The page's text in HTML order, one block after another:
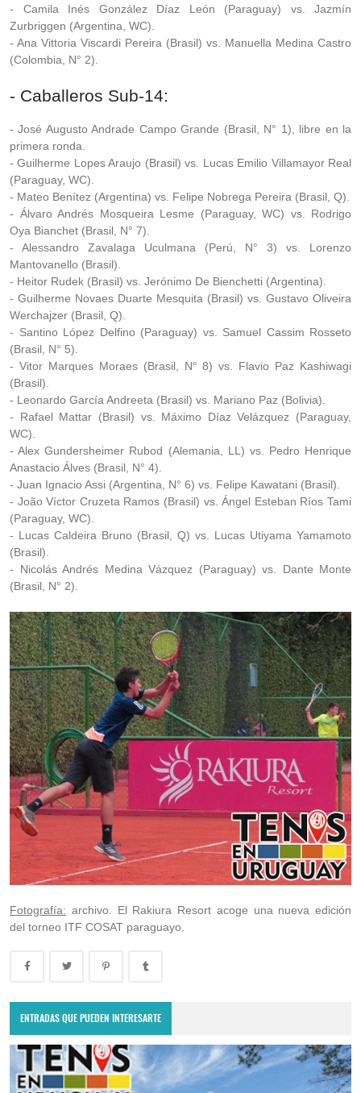
- Camila Inés González Díaz León (Paraguay) vs. Jazmín
Zurbriggen (Argentina, WC).
- Ana Vittoria Viscardi Pereira (Brasil) vs. Manuella Medina Castro
(Colombia, N° 2).
- Caballeros Sub-14:
- José Augusto Andrade Campo Grande (Brasil, N° 1), libre en la
primera ronda.
- Guilherme Lopes Araujo (Brasil) vs. Lucas Emilio Villamayor Real
(Paraguay, WC).
- Mateo Benítez (Argentina) vs. Felipe Nobrega Pereira (Brasil, Q).
- Álvaro Andrés Mosqueira Lesme (Paraguay, WC) vs. Rodrigo
Oya Bianchet (Brasil, N° 7).
- Alessandro Zavalaga Uculmana (Perú, N° 3) vs. Lorenzo
Mantovanello (Brasil).
- Heitor Rudek (Brasil) vs. Jerónimo De Bienchetti (Argentina).
- Guilherme Novaes Duarte Mesquita (Brasil) vs. Gustavo Oliveira
Werchajzer (Brasil, Q).
- Santino López Delfino (Paraguay) vs. Samuel Cassim Rosseto
(Brasil, N° 5).
- Vitor Marques Moraes (Brasil, N° 8) vs. Flavio Paz Kashiwagi
(Brasil).
- Leonardo García Andreeta (Brasil) vs. Mariano Paz (Bolivia).
- Rafael Mattar (Brasil) vs. Máximo Díaz Velázquez (Paraguay,
WC).
- Alex Gundersheimer Rubod (Alemania, LL) vs. Pedro Henrique
Anastacio Álves (Brasil, N° 4).
- Juan Ignacio Assi (Argentina, N° 6) vs. Felipe Kawatani (Brasil).
- João Víctor Cruzeta Ramos (Brasil) vs. Ángel Esteban Ríos Tami
(Paraguay, WC).
- Lucas Caldeira Bruno (Brasil, Q) vs. Lucas Utiyama Yamamoto
(Brasil).
- Nicolás Andrés Medina Vázquez (Paraguay) vs. Dante Monte
(Brasil, N° 2).
Fotografía: archivo. El Rakiura Resort acoge una nueva edición
del torneo ITF COSAT paraguayo.
ENTRADAS QUE PUEDEN INTERESARTE